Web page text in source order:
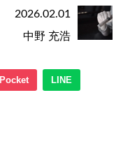
2026.02.01
中野 充浩
Pocket LINE